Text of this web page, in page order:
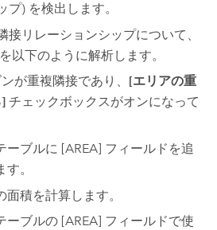
プ) を検出します。
接リレーションシップについて、
以下のように解析します。
が重複隣接であり、 [エリアの重
チェックボックスがオンになって
ーブルに [AREA] フィールドを追
す。
面積を計算します。
ーブルの [AREA] フィールドで使